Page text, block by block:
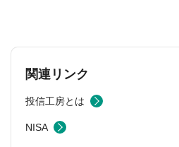
関連リンク
投信工房とは
NISA